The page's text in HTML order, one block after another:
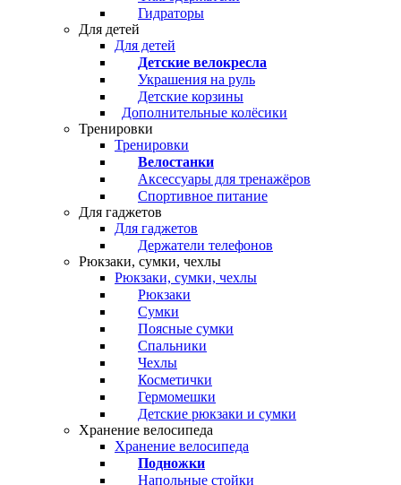
Гидраторы
Для детей
Для детей
Детские велокресла
Украшения на руль
Детские корзины
Дополнительные колёсики
Тренировки
Тренировки
Велостанки
Аксессуары для тренажёров
Спортивное питание
Для гаджетов
Для гаджетов
Держатели телефонов
Рюкзаки, сумки, чехлы
Рюкзаки, сумки, чехлы
Рюкзаки
Сумки
Поясные сумки
Спальники
Чехлы
Косметички
Гермомешки
Детские рюкзаки и сумки
Хранение велосипеда
Хранение велосипеда
Подножки
Напольные стойки